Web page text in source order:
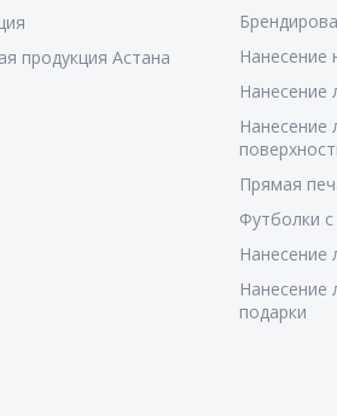
продукция Астана
Нанесение
Нанесение
Нанесение
Прямая
Футболки
Нанесение
Нанесение
подарки